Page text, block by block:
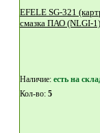
EFELE SG-321
смазка ПАО (NLGI-1)
Наличие: eсть на
Кол-во: 5